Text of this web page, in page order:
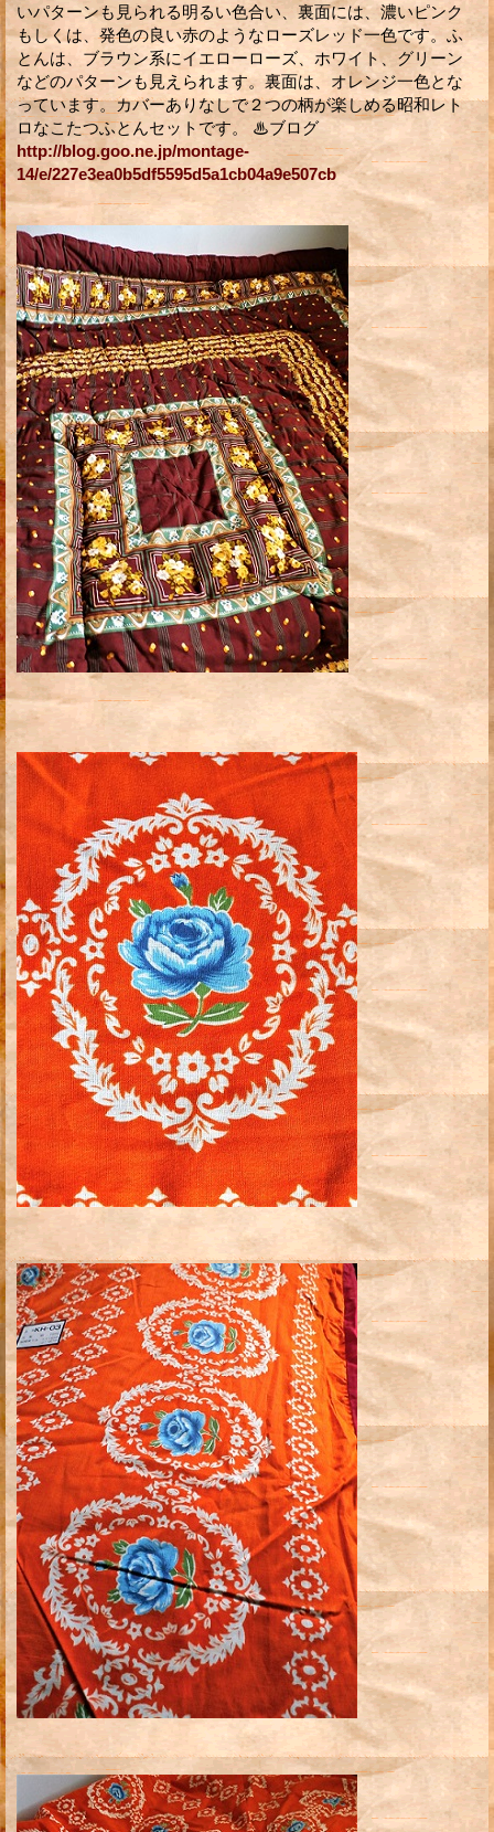
いパターンも見られる明るい色合い、裏面には、濃いピンク
もしくは、発色の良い赤のようなローズレッド一色です。ふ
とんは、ブラウン系にイエローローズ、ホワイト、グリーン
などのパターンも見えられます。裏面は、オレンジ一色とな
っています。カバーありなしで２つの柄が楽しめる昭和レト
ロなこたつふとんセットです。 ♨ブログ
http://blog.goo.ne.jp/montage-
14/e/227e3ea0b5df5595d5a1cb04a9e507cb